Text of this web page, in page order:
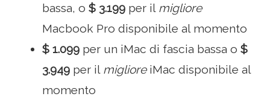
bassa, o $ 3.199 per il migliore
Macbook Pro disponibile al momento
$ 1.099 per un iMac di fascia bassa o $
3.949 per il miglioreiMac disponibile al
momento